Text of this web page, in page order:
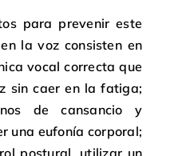
para prevenir este
la voz consisten en
vocal correcta que
sin caer en la fatiga;
de cansancio y
una eufonía corporal;
postural, utilizar un